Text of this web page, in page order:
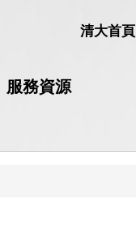
清大首頁
服務資源